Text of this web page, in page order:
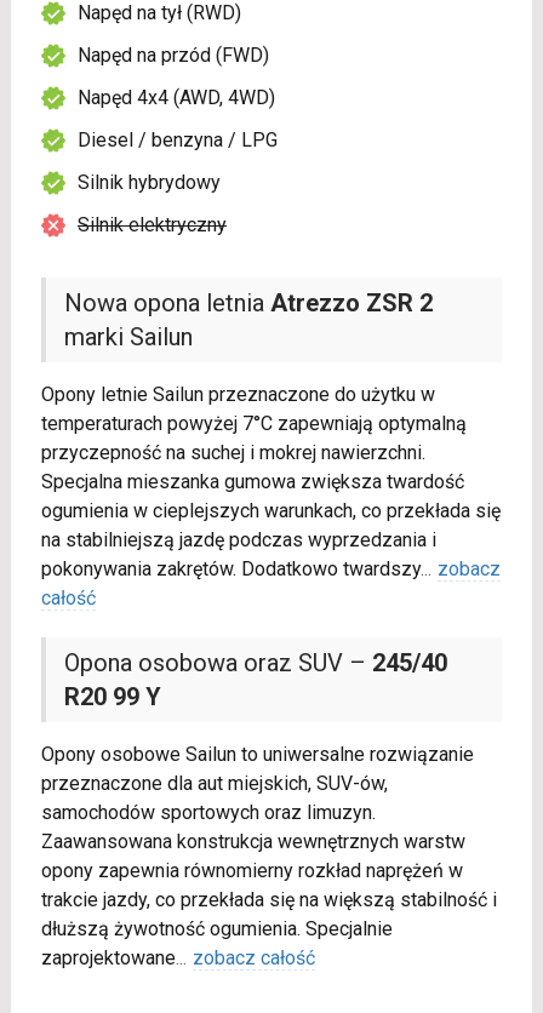
Nowa opona letnia Atrezzo ZSR 2
marki Sailun
Opony letnie Sailun przeznaczone do użytku w
temperaturach powyżej 7°C zapewniają optymalną
przyczepność na suchej i mokrej nawierzchni.
Specjalna mieszanka gumowa zwiększa twardość
ogumienia w cieplejszych warunkach, co przekłada się
na stabilniejszą jazdę podczas wyprzedzania i
pokonywania zakrętów. Dodatkowo twardszy... zobacz
całość
Opona osobowa oraz SUV – 245/40
R20 99 Y
Opony osobowe Sailun to uniwersalne rozwiązanie
przeznaczone dla aut miejskich, SUV-ów,
samochodów sportowych oraz limuzyn.
Zaawansowana konstrukcja wewnętrznych warstw
opony zapewnia równomierny rozkład naprężeń w
trakcie jazdy, co przekłada się na większą stabilność i
dłuższą żywotność ogumienia. Specjalnie
zaprojektowane... zobacz całość
Napęd na tył (RWD)
Napęd na przód (FWD)
Napęd 4x4 (AWD, 4WD)
Diesel / benzyna / LPG
Silnik hybrydowy
Silnik elektryczny